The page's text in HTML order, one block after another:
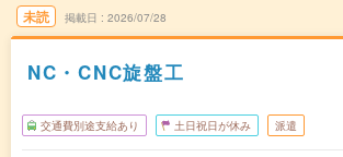
未読 掲載日 2026/07/28
NC・CNC旋盤工
交通費別途支給あり 土日祝日が休み 派遣